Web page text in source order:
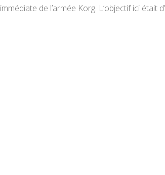
immédiate de l’armée Korg. L’objectif ici était